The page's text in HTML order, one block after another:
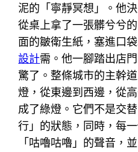
泥的「寧靜冥想」。他
從桌上拿了一張髒兮兮
面的皺衛生紙，塞進口
設計需。他一腳踏出店
驚了。整條城市的主幹
燈，從東邊到西邊，從
成了綠燈。它們不是交
行」的狀態，同時，每
「咕嚕咕嚕」的聲音，